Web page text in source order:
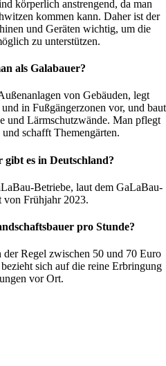
körperlich anstrengend, da man
kommen kann. Daher ist der
und Geräten wichtig, um die
zu unterstützen.
als Galabauer?
von Gebäuden, legt
in Fußgängerzonen vor, und baut
und Lärmschutzwände. Man pflegt
schafft Themengärten.
gibt es in Deutschland?
Betriebe, laut dem GaLaBau-
von Frühjahr 2023.
pro Stunde?
Regel zwischen 50 und 70 Euro
sich auf die reine Erbringung
vor Ort.